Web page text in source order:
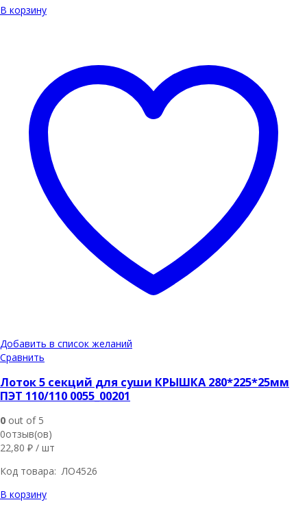
В корзину
Добавить в список желаний
Сравнить
Лоток 5 секций для суши КРЫШКА 280*225*25мм
ПЭТ 110/110 0055_00201
0 out of 5
0отзыв(ов)
22,80 ₽ / шт
Код товара: ЛО4526
В корзину